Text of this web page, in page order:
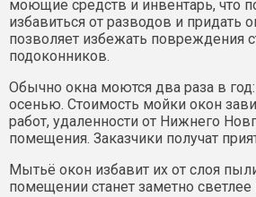
моющие средств и инвентарь, что
избавиться от разводов и придать
позволяет избежать повреждения
подоконников.
Обычно окна моются два раза в
осенью. Стоимость мойки окон
работ, удаленности от Нижнего
помещения. Заказчики получат
Мытьё окон избавит их от слоя
помещении станет заметно светлее